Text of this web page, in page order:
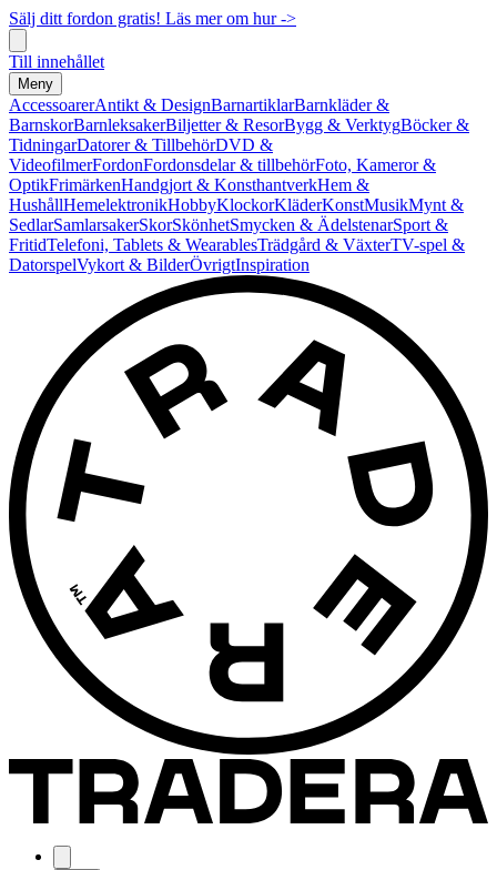
Sälj ditt fordon gratis! Läs mer om hur ->
Till innehållet
Meny
AccessoarerAntikt & DesignBarnartiklarBarnkläder &
BarnskorBarnleksakerBiljetter & ResorBygg & VerktygBöcker &
TidningarDatorer & TillbehörDVD &
VideofilmerFordonFordonsdelar & tillbehörFoto, Kameror &
OptikFrimärkenHandgjort & KonsthantverkHem &
HushållHemelektronikHobbyKlockorKläderKonstMusikMynt &
SedlarSamlarsakerSkorSkönhetSmycken & ÄdelstenarSport &
FritidTelefoni, Tablets & WearablesTrädgård & VäxterTV-spel &
DatorspelVykort & BilderÖvrigtInspiration